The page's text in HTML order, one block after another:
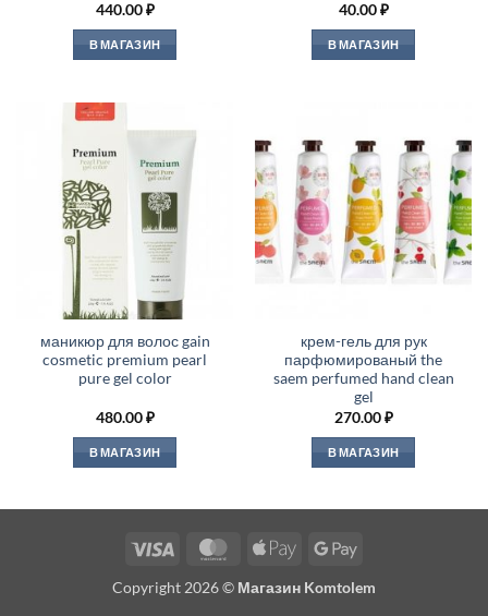
440.00₽
В МАГАЗИН
40.00₽
В МАГАЗИН
маникюр для волос gain
cosmetic premium pearl
pure gel color
480.00₽
В МАГАЗИН
крем-гель для рук
парфюмированый the
saem perfumed hand clean
gel
270.00₽
В МАГАЗИН
Visa MasterCardApple
Google
Copyright 2026 © Магазин Komtolem